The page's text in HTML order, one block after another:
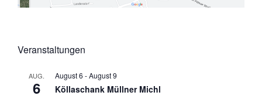
Veranstaltungen
AUG.
6
August 6 -August 9
Köllaschank Müllner Michl